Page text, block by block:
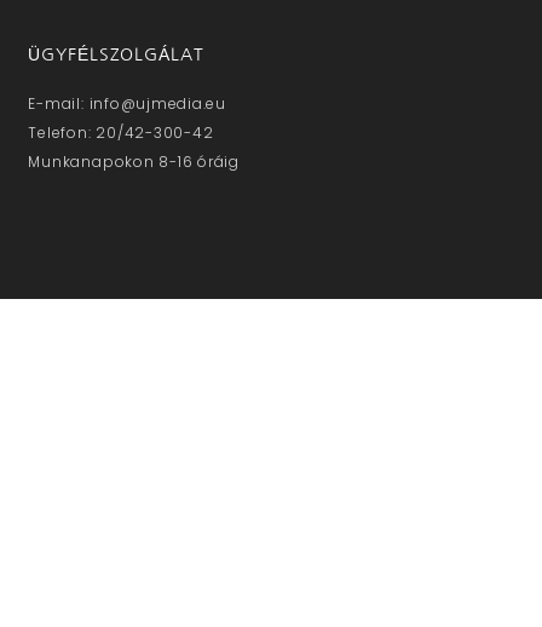
ÜGYFÉLSZOLGÁLAT
E-mail: info@ujmedia.eu
Telefon: 20/42-300-42
Munkanapokon 8-16 óráig